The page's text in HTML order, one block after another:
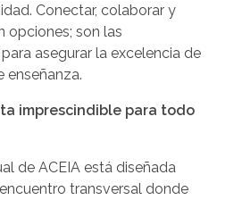
Conectar, colaborar y
opciones; son las
asegurar la excelencia de
enseñanza.
imprescindible para todo
de ACEIA está diseñada
transversal donde